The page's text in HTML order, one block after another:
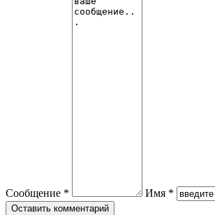
Сообщение * Имя *